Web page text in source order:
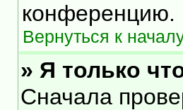
конференцию.
Вернуться к
» Я только
Сначала